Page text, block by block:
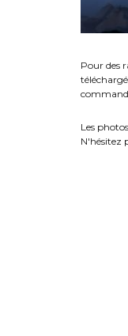
Pour des
Les
N'hésitez